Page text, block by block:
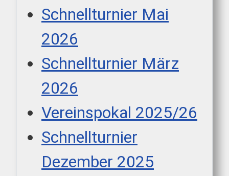
Schnellturnier Mai
2026
Schnellturnier März
2026
Vereinspokal 2025/26
Schnellturnier
Dezember 2025